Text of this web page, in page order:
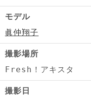
モデル
眞仲翔子
撮影場所
Fresh！アキスタ
撮影日